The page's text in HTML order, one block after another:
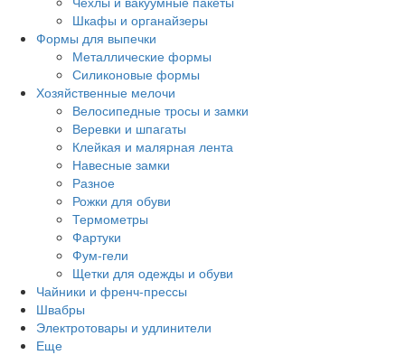
Шкафы и органайзеры
Формы для выпечки
Металлические формы
Силиконовые формы
Хозяйственные мелочи
Велосипедные тросы и замки
Веревки и шпагаты
Клейкая и малярная лента
Навесные замки
Разное
Рожки для обуви
Термометры
Фартуки
Фум-гели
Щетки для одежды и обуви
Чайники и френч-прессы
Швабры
Электротовары и удлинители
Еще